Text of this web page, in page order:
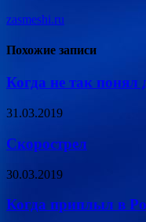
zasmeshi.ru
Похожие записи
Когда не так понял
31.03.2019
Скорострел
30.03.2019
Когда приплыл в